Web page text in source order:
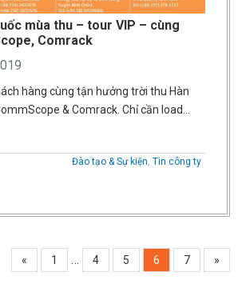
mùa thu – tour VIP – cùng
Comrack
hàng cùng tận hưởng trời thu Hàn
& Comrack. Chỉ cần load…
Đào tạo & Sự kiện Tin công ty
« 1 … 4 5 6 7 »